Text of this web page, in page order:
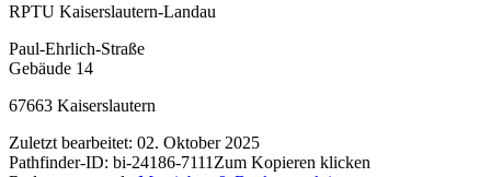
RPTU Kaiserslautern-Landau
Paul-Ehrlich-Straße
Gebäude 14
67663 Kaiserslautern
Zuletzt bearbeitet: 02. Oktober 2025
Pathfinder-ID: bi-24186-7111 Zum Kopieren klicken